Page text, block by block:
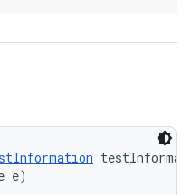
e)